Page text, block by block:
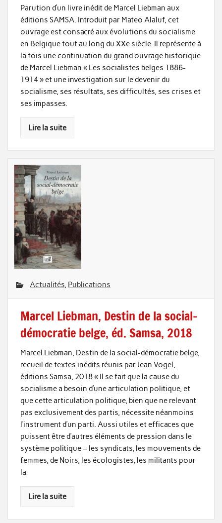
Parution d’un livre inédit de Marcel Liebman aux
éditions SAMSA. Introduit par Mateo Alaluf, cet
ouvrage est consacré aux évolutions du socialisme
en Belgique tout au long du XXe siècle. Il représente à
la fois une continuation du grand ouvrage historique
de Marcel Liebman « Les socialistes belges 1886-
1914 » et une investigation sur le devenir du
socialisme, ses résultats, ses difficultés, ses crises et
ses impasses.
Lire la suite
Actualités Publications
Marcel Liebman, Destin de la social-
démocratie belge, éd. Samsa, 2018
Marcel Liebman, Destin de la social-démocratie belge,
recueil de textes inédits réunis par Jean Vogel,
éditions Samsa, 2018 « Il se fait que la cause du
socialisme a besoin d’une articulation politique, et
que cette articulation politique, bien que ne relevant
pas exclusivement des partis, nécessite néanmoins
l’instrument d’un parti. Aussi utiles et efficaces que
puissent être d’autres éléments de pression dans le
système politique – les syndicats, les mouvements de
femmes, de Noirs, les écologistes, les militants pour
la
Lire la suite